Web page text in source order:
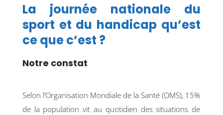
La journée nationale du
sport et du handicap qu’est
ce que c’est ?
Notre constat
Selon l’Organisation Mondiale de la Santé (OMS), 15%
de la population vit au quotidien des situations de